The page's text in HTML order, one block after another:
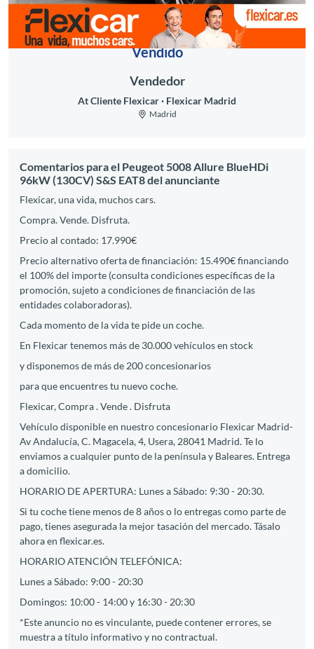
Vendido
Vendedor
At Cliente Flexicar Flexicar Madrid
Madrid
Comentarios para el Peugeot 5008 Allure BlueHDi
96kW (130CV) S&S EAT8 del anunciante
Flexicar, una vida, muchos cars.
Compra. Vende. Disfruta.
Precio al contado: 17.990€
Precio alternativo oferta de financiación: 15.490€ financiando
el 100% del importe (consulta condiciones específicas de la
promoción, sujeto a condiciones de financiación de las
entidades colaboradoras).
Cada momento de la vida te pide un coche.
En Flexicar tenemos más de 30.000 vehículos en stock
y disponemos de más de 200 concesionarios
para que encuentres tu nuevo coche.
Flexicar, Compra . Vende . Disfruta
Vehículo disponible en nuestro concesionario Flexicar Madrid-
Av Andalucía, C. Magacela, 4, Usera, 28041 Madrid. Te lo
enviamos a cualquier punto de la península y Baleares. Entrega
a domicilio.
HORARIO DE APERTURA: Lunes a Sábado: 9:30 - 20:30.
Si tu coche tiene menos de 8 años o lo entregas como parte de
pago, tienes asegurada la mejor tasación del mercado. Tásalo
ahora en flexicar.es.
HORARIO ATENCIÓN TELEFÓNICA:
Lunes a Sábado: 9:00 - 20:30
Domingos: 10:00 - 14:00 y 16:30 - 20:30
*Este anuncio no es vinculante, puede contener errores, se
muestra a título informativo y no contractual.